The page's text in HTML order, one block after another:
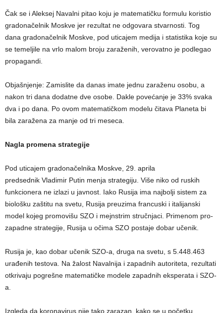
Čak se i Aleksej Navalni pitao koju je matematičku formulu koristio
gradonačelnik Moskve jer rezultat ne odgovara stvarnosti. Tog
dana gradonačelnik Moskve, pod uticajem medija i statistika koje su
se temeljile na vrlo malom broju zaraženih, verovatno je podlegao
propagandi.
Objašnjenje: Zamislite da danas imate jednu zaraženu osobu, a
nakon tri dana dodatne dve osobe. Dakle povećanje je 33% svaka
dva i po dana. Po ovom matematičkom modelu čitava Planeta bi
bila zaražena za manje od tri meseca.
Nagla promena strategije
Pod uticajem gradonačelnika Moskve, 29. aprila
predsednik Vladimir Putin menja strategiju. Više niko od ruskih
funkcionera ne izlazi u javnost. Iako Rusija ima najbolji sistem za
biološku zaštitu na svetu, Rusija preuzima francuski i italijanski
model kojeg promovišu SZO i mejnstrim stručnjaci. Primenom pro-
zapadne strategije, Rusija u očima SZO postaje dobar učenik.
Rusija je, kao dobar učenik SZO-a, druga na svetu, s 5.448.463
urađenih testova. Na žalost Navalnija i zapadnih autoriteta, rezultati
otkrivaju pogrešne matematičke modele zapadnih eksperata i SZO-
a.
Izgleda da koronavirus nije tako zarazan, kako se u početku